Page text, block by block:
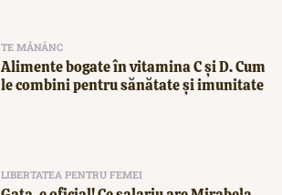
TE MĂNÂNC
Alimente bogate în vitamina C și D. Cum
le combini pentru sănătate și imunitate
LIBERTATEA PENTRU FEMEI